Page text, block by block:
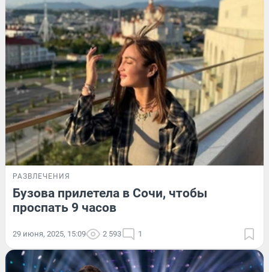
РАЗВЛЕЧЕНИЯ
Бузова прилетела в Сочи, чтобы
проспать 9 часов
29 июня, 2025, 15:09 2 593 1